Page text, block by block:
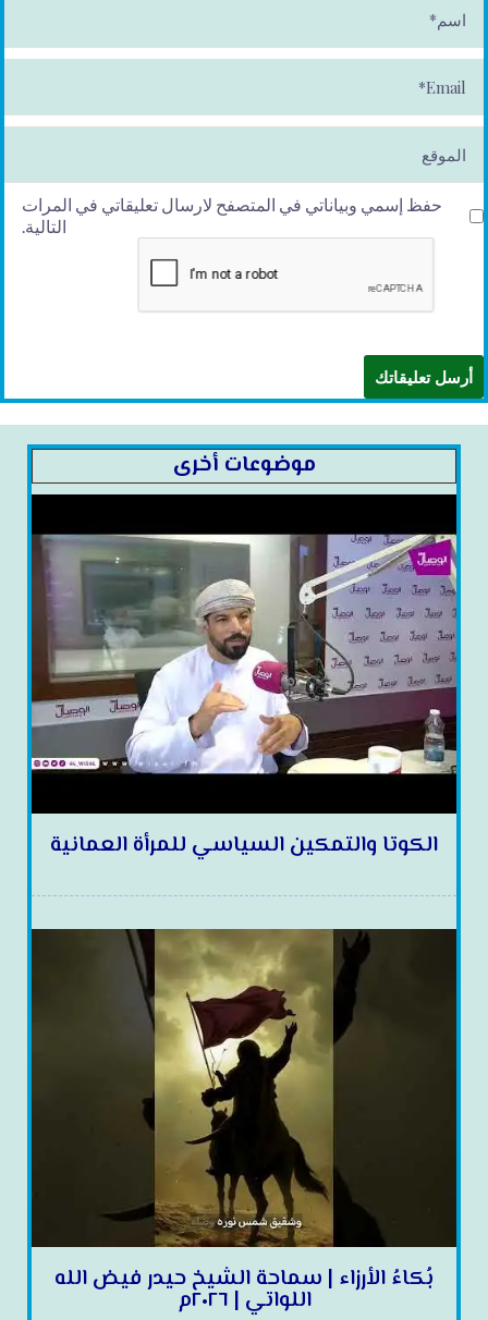
م
*
ai
l*
حفظ إسمي وبياناتي في المتصفح لارسال تعليقاتي في المرات
التالية.
موضوعات أخرى
الكوتا والتمكين السياسي للمرأة العمانية
بُكاءُ الأرزاء | سماحة الشيخ حيدر فيض الله
اللواتي | ٢٠٢٦م